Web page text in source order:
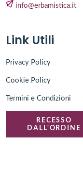
info@erbamistica.it
Link Utili
Privacy Policy
Cookie Policy
Termini e Condizioni
RECESSO
DALL'ORDINE